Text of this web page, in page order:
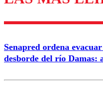
Senapred ordena
desborde del río Damas: